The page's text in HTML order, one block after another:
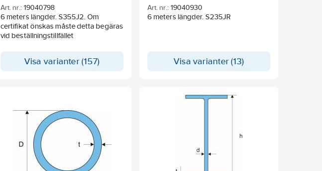
Art. nr.: 19040798
6 meters längder. S355J2. Om
certifikat önskas måste detta begäras
vid beställningstillfället
Visa varianter (157)
Art. nr.: 19040930
6 meters längder. S235JR
Visa varianter (13)